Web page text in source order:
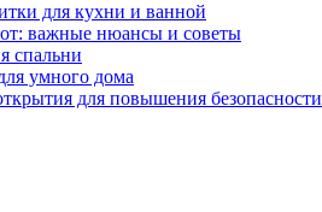
для кухни и ванной
важные нюансы и советы
спальни
умного дома
для повышения безопасности